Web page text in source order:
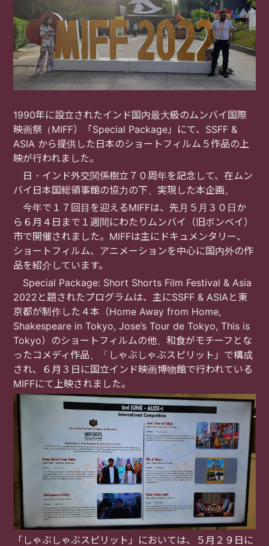
1990年に設立されたインド国内最大級のムンバイ国際
映画祭（MIFF）「Special Package 」にて、 SSFF &
ASIA から提供した日本のショートフィルム５作品の上
映が行われました。
日・インド外交関係樹立７０周年を記念して、在ムン
バイ日本国総領事館の協力の下、実現した本企画。
今年で１７回目を迎えるMIFFは、先月５月３０日か
ら６月４日まで１週間にわたりムンバイ（旧ボンベイ）
市で開催されました。 MIFFは主にドキュメンタリー、
ショートフィルム、アニメーションを中心に国内外の作
品を紹介しています。
Special Package: Short Shorts Film Festival & Asia
2022 と題されたプログラムは、主にSSFF & ASIAと東
京都が制作した４本（Home Away from Home,
Shakespeare in Tokyo, Jose’s Tour de Tokyo, This is
Tokyo）のショートフィルムの他、和食がモチーフとな
ったコメディ作品、「しゃぶしゃぶスピリット」で構成
され、６月３日に国立インド映画博物館で行われている
MIFFにて上映されました。
「しゃぶしゃぶスピリット」においては、５月２９日に